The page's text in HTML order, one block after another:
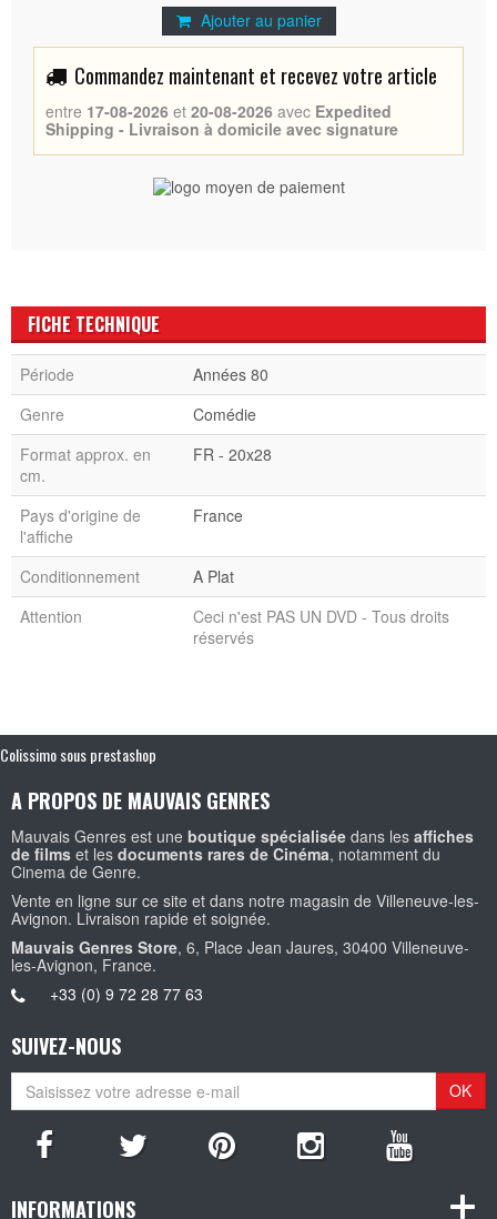
Ajouter au panier
Commandez maintenant et recevez votre article
entre 17-08-2026 et 20-08-2026 avec Expedited
Shipping - Livraison à domicile avec signature
FICHE TECHNIQUE
Période
Années 80
Genre
Comédie
Format approx. en
cm.
FR - 20x28
Pays d'origine de
l'affiche
France
Conditionnement
A Plat
Attention
Ceci n'est PAS UN DVD - Tous droits
réservés
Colissimo sous prestashop
A PROPOS DE MAUVAIS GENRES
Mauvais Genres est une boutique spécialisée dans les affiches
de films et les documents rares de Cinéma, notamment du
Cinema de Genre.
Vente en ligne sur ce site et dans notre magasin de Villeneuve-les-
Avignon. Livraison rapide et soignée.
Mauvais Genres Store, 6, Place Jean Jaures, 30400 Villeneuve-
les-Avignon, France.
+33 (0) 9 72 28 77 63
SUIVEZ-NOUS
OK
INFORMATIONS